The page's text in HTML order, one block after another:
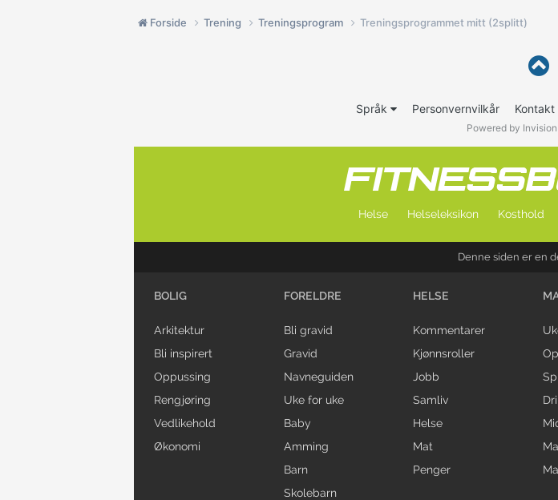
Forside Trening Treningsprogram Treningsprogrammet mitt (2splitt)
Språk Personvernvilkår Kontakt
Powered by
Helse Helseleksikon Kosthold
Denne siden er en
BOLIG
Arkitektur
Bli inspirert
Oppussing
Rengjøring
Vedlikehold
Økonomi
FORELDRE
Bli gravid
Gravid
Navneguiden
Uke for uke
Baby
Amming
Barn
Skolebarn
HELSE
Kommentarer
Kjønnsroller
Jobb
Samliv
Helse
Mat
Penger